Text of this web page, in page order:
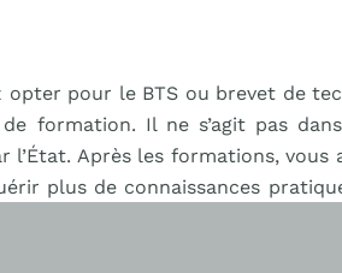
opter pour le BTS ou brevet de
formation. Il ne s’agit pas
Après les formations, vous
plus de connaissances